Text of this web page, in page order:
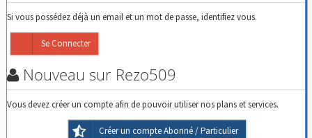
Si vous possédez déjà un email et un mot de passe, identifiez vous.
Se Connecter
Nouveau sur Rezo509
Vous devez créer un compte afin de pouvoir utiliser nos plans et services.
Créer un compte Abonné / Particulier